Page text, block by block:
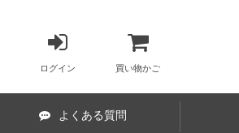
ログイン 買い物かご
よくある質問